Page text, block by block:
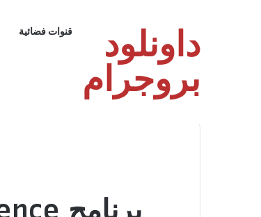
داونلود
بروجرام
قنوات فضائية